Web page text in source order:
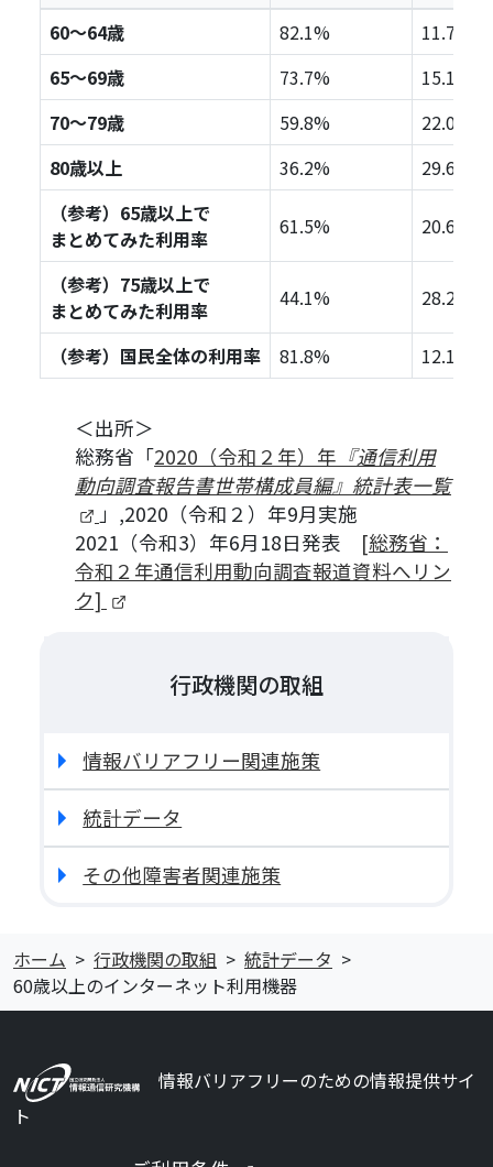
60～64歳
82.1%
11.7%
65～69歳
73.7%
15.1%
70～79歳
59.8%
22.0%
80歳以上
36.2%
29.6%
（参考）65歳以上で
まとめてみた利用率
61.5% 20.6%
（参考）75歳以上で
まとめてみた利用率
44.1% 28.2%
（参考）国民全体の利用率 81.8% 12.1%
＜出所＞
総務省「2020（令和２年）年 『通信利用
動向調査報告書世帯構成員編』統計表一覧
（新しいタブで開きます）
」,2020（令和２）年9月実施
2021（令和3）年6月18日発表 [総務省：
令和２年通信利用動向調査報道資料へリン
ク]
行政機関の取組
情報バリアフリー関連施策
統計データ
その他障害者関連施策
ホーム 行政機関の取組
統計データ
60歳以上のインターネット利用機器
情報バリアフリーのための情報提供サイ
ト